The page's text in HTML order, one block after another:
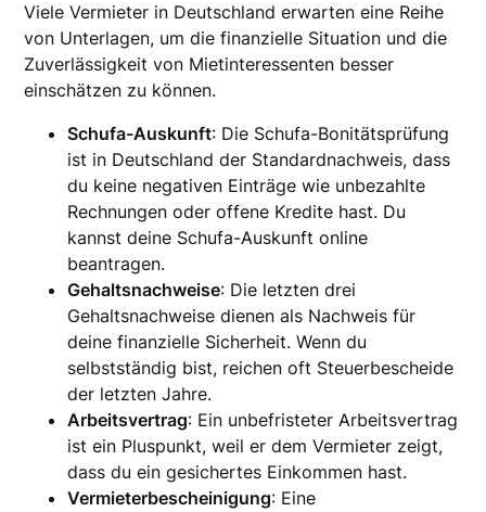
Viele Vermieter in Deutschland erwarten eine Reihe
von Unterlagen, um die finanzielle Situation und die
Zuverlässigkeit von Mietinteressenten besser
einschätzen zu können.
Schufa-Auskunft: Die Schufa-Bonitätsprüfung
ist in Deutschland der Standardnachweis, dass
du keine negativen Einträge wie unbezahlte
Rechnungen oder offene Kredite hast. Du
kannst deine Schufa-Auskunft online
beantragen.
Gehaltsnachweise: Die letzten drei
Gehaltsnachweise dienen als Nachweis für
deine finanzielle Sicherheit. Wenn du
selbstständig bist, reichen oft Steuerbescheide
der letzten Jahre.
Arbeitsvertrag: Ein unbefristeter Arbeitsvertrag
ist ein Pluspunkt, weil er dem Vermieter zeigt,
dass du ein gesichertes Einkommen hast.
Vermieterbescheinigung: Eine